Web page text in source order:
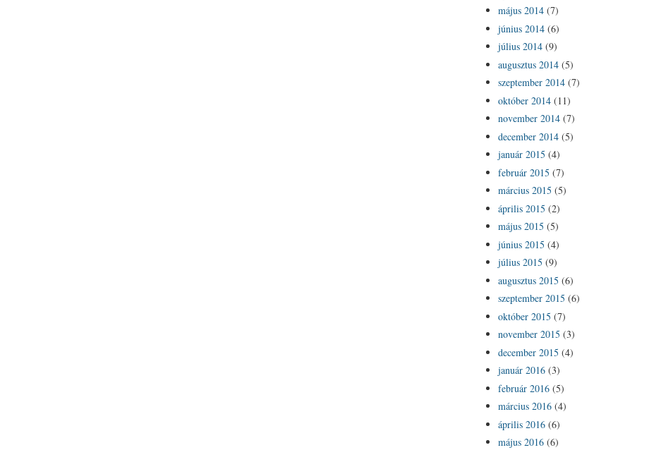
május 2014 (7)
június 2014 (6)
július 2014 (9)
augusztus 2014 (5)
szeptember 2014 (7)
október 2014 (11)
november 2014 (7)
december 2014 (5)
január 2015 (4)
február 2015 (7)
március 2015 (5)
április 2015 (2)
május 2015 (5)
június 2015 (4)
július 2015 (9)
augusztus 2015 (6)
szeptember 2015 (6)
október 2015 (7)
november 2015 (3)
december 2015 (4)
január 2016 (3)
február 2016 (5)
március 2016 (4)
április 2016 (6)
május 2016 (6)